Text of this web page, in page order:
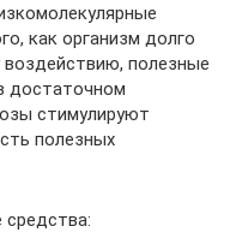
как организм долго
воздействию, полезные
достаточном
стимулируют
полезных
средства: